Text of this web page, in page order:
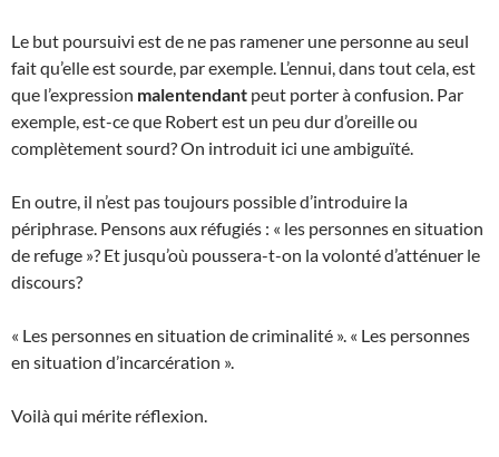
Le but poursuivi est de ne pas ramener une personne au seul
fait qu’elle est sourde, par exemple. L’ennui, dans tout cela, est
que l’expression malentendant peut porter à confusion. Par
exemple, est-ce que Robert est un peu dur d’oreille ou
complètement sourd? On introduit ici une ambiguïté.
En outre, il n’est pas toujours possible d’introduire la
périphrase. Pensons aux réfugiés : « les personnes en situation
de refuge »? Et jusqu’où poussera-t-on la volonté d’atténuer le
discours?
« Les personnes en situation de criminalité ». « Les personnes
en situation d’incarcération ».
Voilà qui mérite réflexion.